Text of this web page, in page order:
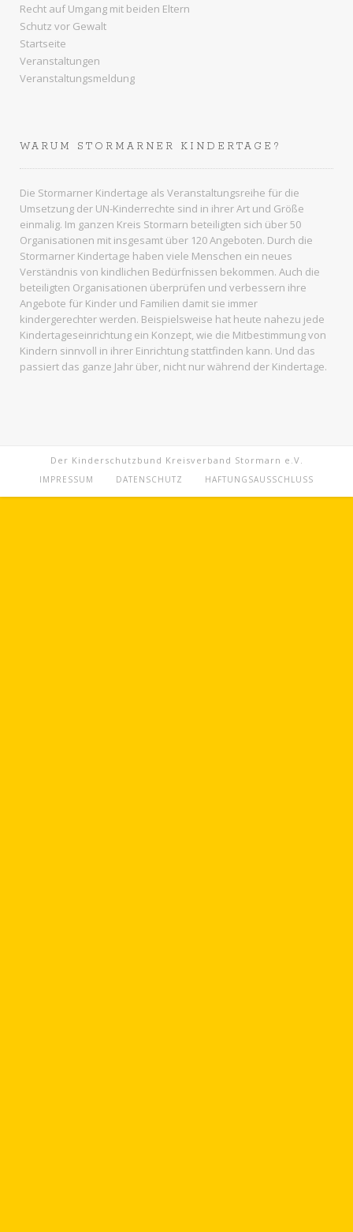
Recht auf Umgang mit beiden Eltern
Schutz vor Gewalt
Startseite
Veranstaltungen
Veranstaltungsmeldung
WARUM STORMARNER KINDERTAGE?
Die Stormarner Kindertage als Veranstaltungsreihe für die
Umsetzung der UN-Kinderrechte sind in ihrer Art und Größe
einmalig. Im ganzen Kreis Stormarn beteiligten sich über 50
Organisationen mit insgesamt über 120 Angeboten. Durch die
Stormarner Kindertage haben viele Menschen ein neues
Verständnis von kindlichen Bedürfnissen bekommen. Auch die
beteiligten Organisationen überprüfen und verbessern ihre
Angebote für Kinder und Familien damit sie immer
kindergerechter werden. Beispielsweise hat heute nahezu jede
Kindertageseinrichtung ein Konzept, wie die Mitbestimmung von
Kindern sinnvoll in ihrer Einrichtung stattfinden kann. Und das
passiert das ganze Jahr über, nicht nur während der Kindertage.
Der Kinderschutzbund Kreisverband Stormarn e.V.
IMPRESSUM DATENSCHUTZ HAFTUNGSAUSSCHLUSS